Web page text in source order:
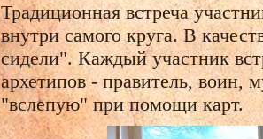
Традиционная встреча
внутри самого круга. В
сидели". Каждый участник
архетипов - правитель, воин,
"вслепую" при помощи карт.